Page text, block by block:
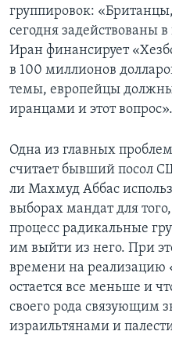
группировок:
сегодня задействованы
Иран финансирует
в 100 миллионов
темы, европейцы
иранцами и этот вопрос».
Одна из главных
считает бывший посол
ли Махмуд Аббас
выборах мандат для
процесс радикальные
им выйти из него. При
времени на реализацию
остается все меньше и
своего рода связующим
израильтянами и